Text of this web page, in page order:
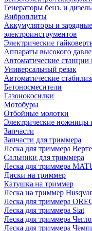
Генераторы бенз. и дизель
Виброплиты
Аккумуляторы и
электроинструментов
Электрические
Аппараты высокого
Автоматические станции
Универсальный резак
Автоматические
Бетоносмесители
Газонокосилки
Мотобуры
Отбойные молотки
Электрические ножницы
Запчасти
Запчасти для триммера
Леска для триммера
Сальники для триммера
Леска для триммера
Диски на триммер
Катушка на триммер
Леска на триммер
Леска для триммера
Леска для триммера Siat
Леска для триммера
Леска для триммера